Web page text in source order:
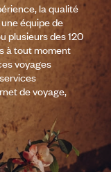
la qualité
équipe de
plusieurs des 120
à tout moment
voyages
de voyage,